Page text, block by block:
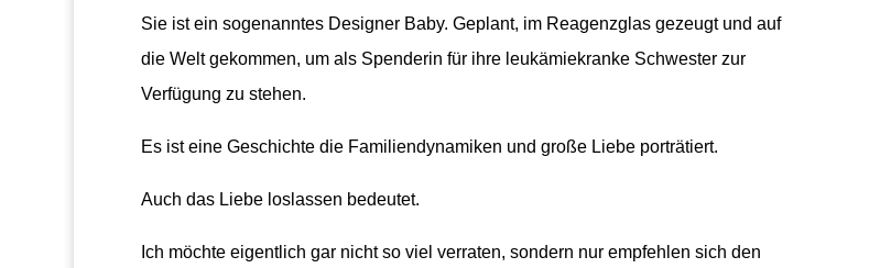
Sie ist ein sogenanntes Designer Baby. Geplant, im Reagenzglas gezeugt und auf
die Welt gekommen, um als Spenderin für ihre leukämiekranke Schwester zur
Verfügung zu stehen.
Es ist eine Geschichte die Familiendynamiken und große Liebe porträtiert.
Auch das Liebe loslassen bedeutet.
Ich möchte eigentlich gar nicht so viel verraten, sondern nur empfehlen sich den